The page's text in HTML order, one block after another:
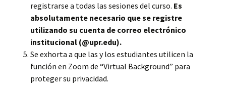
registrarse a todas las sesiones del curso. Es
absolutamente necesario que se registre
utilizando su cuenta de correo electrónico
institucional (@upr.edu).
Se exhorta a que las y los estudiantes utilicen la
función en Zoom de “Virtual Background” para
proteger su privacidad.